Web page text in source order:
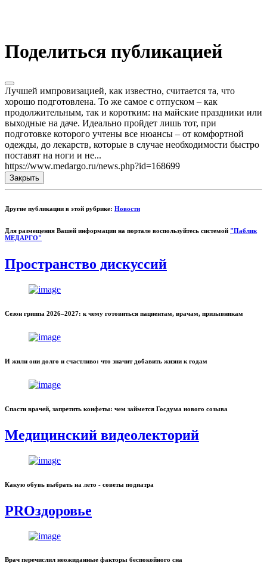
Поделиться публикацией
Лучшей импровизацией, как известно, считается та, что
хорошо подготовлена. То же самое с отпуском – как
продолжительным, так и коротким: на майские праздники или
выходные на даче. Идеально пройдет лишь тот, при
подготовке которого учтены все нюансы – от комфортной
одежды, до лекарств, которые в случае необходимости быстро
поставят на ноги и не...
https://www.medargo.ru/news.php?id=168699
Закрыть
Другие публикации в этой рубрике: Новости
Для размещения Вашей информации на портале воспользуйтесь системой "Паблик
МЕДАРГО"
Пространство дискуссий
Сезон гриппа 2026–2027: к чему готовиться пациентам, врачам, призывникам
И жили они долго и счастливо: что значит добавить жизни к годам
Спасти врачей, запретить конфеты: чем займется Госдума нового созыва
Медицинский видеолекторий
Какую обувь выбрать на лето - советы подиатра
PROздоровье
Врач перечислил неожиданные факторы беспокойного сна